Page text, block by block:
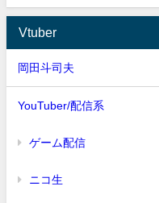
Vtuber
岡田斗司夫
YouTuber/配信系
ゲーム配信
ニコ生